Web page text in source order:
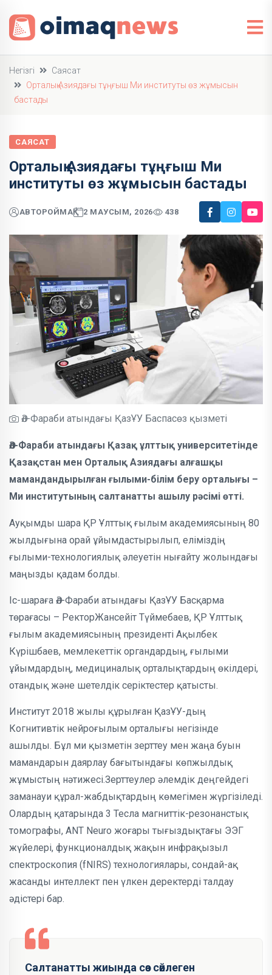
Негізгі
Саясат
Орталық Азиядағы тұңғыш Ми институты өз жұмысын
бастады
САЯСАТ
Орталық Азиядағы тұңғыш Ми
институты өз жұмысын бастады
АВТОРОЙМАҚ 2 МАУСЫМ, 2026 438
Әл-Фараби атындағы ҚазҰУ Баспасөз қызметі
Әл-Фараби атындағы Қазақ ұлттық университетінде
Қазақстан мен Орталық Азиядағы алғашқы
мамандандырылған ғылыми-білім беру орталығы –
Ми институтының салтанатты ашылу рәсімі өтті.
Ауқымды шара ҚР Ұлттық ғылым академиясының 80
жылдығына орай ұйымдастырылып, еліміздің
ғылыми-технологиялық әлеуетін нығайту жолындағы
маңызды қадам болды.
Іс-шараға Әл-Фараби атындағы ҚазҰУ Басқарма
төрағасы – РекторЖансейіт Түймебаев, ҚР Ұлттық
ғылым академиясының президенті Ақылбек
Күрішбаев, мемлекеттік органдардың, ғылыми
ұйымдардың, медициналық орталықтардың өкілдері,
отандық және шетелдік серіктестер қатысты.
Институт 2018 жылы құрылған ҚазҰУ-дың
Когнитивтік нейроғылым орталығы негізінде
ашылды. Бұл ми қызметін зерттеу мен жаңа буын
мамандарын даярлау бағытындағы көпжылдық
жұмыстың нәтижесі.Зерттеулер әлемдік деңгейдегі
заманауи құрал-жабдықтардың көмегімен жүргізіледі.
Олардың қатарында 3 Тесла магниттік-резонанстық
томографы, ANT Neuro жоғары тығыздықтағы ЭЭГ
жүйелері, функционалдық жақын инфрақызыл
спектроскопия (fNIRS) технологиялары, сондай-ақ
жасанды интеллект пен үлкен деректерді талдау
әдістері бар.
Салтанатты жиында сөз сөйлеген